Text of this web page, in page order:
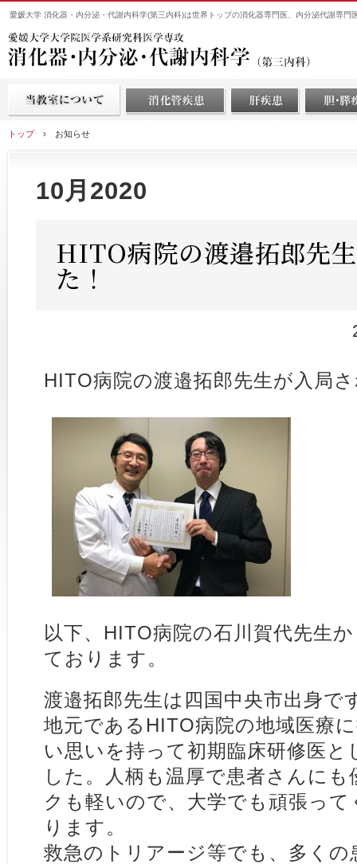
愛媛大学 消化器・内分泌・代謝内科学(第三内科)は世界トップの消化器専門医、内分泌代謝専門
トップ› お知らせ
10月2020
HITO病院の渡邉拓郎先
た！
HITO病院の渡邉拓郎先生が入局
以下、HITO病院の石川賀代先生
ております。
渡邉拓郎先生は四国中央市出身で
地元であるHITO病院の地域医療
い思いを持って初期臨床研修医
した。人柄も温厚で患者さんに
クも軽いので、大学でも頑張っ
ります。
救急のトリアージ等でも、多く